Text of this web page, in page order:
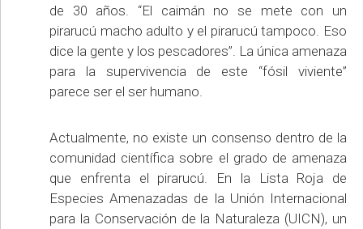
de 30 años. “El caimán no se mete con un
pirarucú macho adulto y el pirarucú tampoco. Eso
dice la gente y los pescadores”. La única amenaza
para la supervivencia de este “fósil viviente”
parece ser el ser humano.
Actualmente, no existe un consenso dentro de la
comunidad científica sobre el grado de amenaza
que enfrenta el pirarucú. En la Lista Roja de
Especies Amenazadas de la Unión Internacional
para la Conservación de la Naturaleza (UICN), un